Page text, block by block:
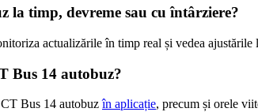
la timp, devreme sau cu întârziere?
actualizările în timp real și vedea
Bus 14 autobuz?
CT Bus 14 autobuzîn aplicație, precum și orele